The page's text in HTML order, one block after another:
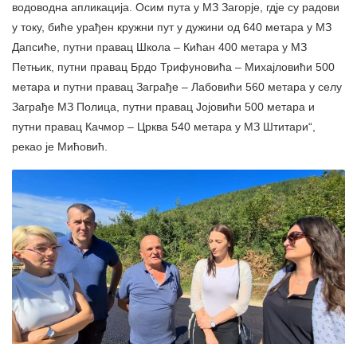
водоводна апликација. Осим пута у МЗ Загорје, гдје су радови
у току, биће урађен кружни пут у дужини од 640 метара у МЗ
Дапсиће, путни правац Школа – Кићан 400 метара у МЗ
Петњик, путни правац Брдо Трифуновића – Михајловићи 500
метара и путни правац Заграђе – Лабовићи 560 метара у селу
Заграђе МЗ Полица, путни правац Јојовићи 500 метара и
путни правац Качмор – Црква 540 метара у МЗ Штитари“,
рекао је Мићовић.